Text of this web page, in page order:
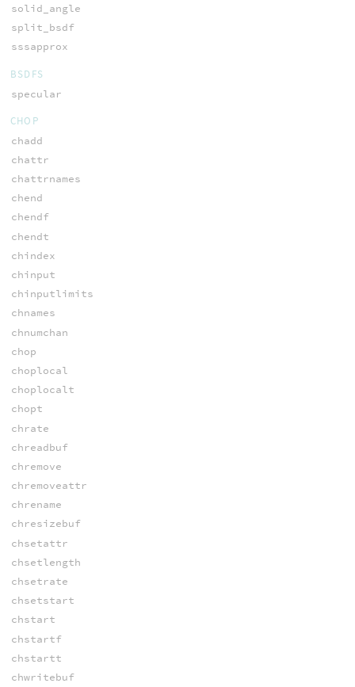
solid_angle
split_bsdf
sssapprox
BSDFS
specular
CHOP
chadd
chattr
chattrnames
chend
chendf
chendt
chindex
chinput
chinputlimits
chnames
chnumchan
chop
choplocal
choplocalt
chopt
chrate
chreadbuf
chremove
chremoveattr
chrename
chresizebuf
chsetattr
chsetlength
chsetrate
chsetstart
chstart
chstartf
chstartt
chwritebuf